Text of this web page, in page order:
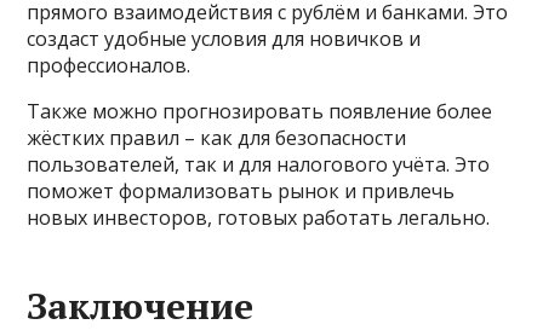
прямого взаимодействия с рублём и банками. Это
создаст удобные условия для новичков и
профессионалов.
Также можно прогнозировать появление более
жёстких правил – как для безопасности
пользователей, так и для налогового учёта. Это
поможет формализовать рынок и привлечь
новых инвесторов, готовых работать легально.
Заключение